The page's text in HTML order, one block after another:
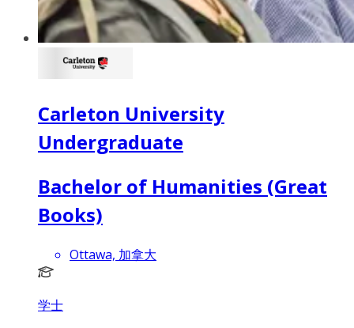
Carleton University
Undergraduate
Bachelor of Humanities (Great
Books)
Ottawa, 加拿大
学士